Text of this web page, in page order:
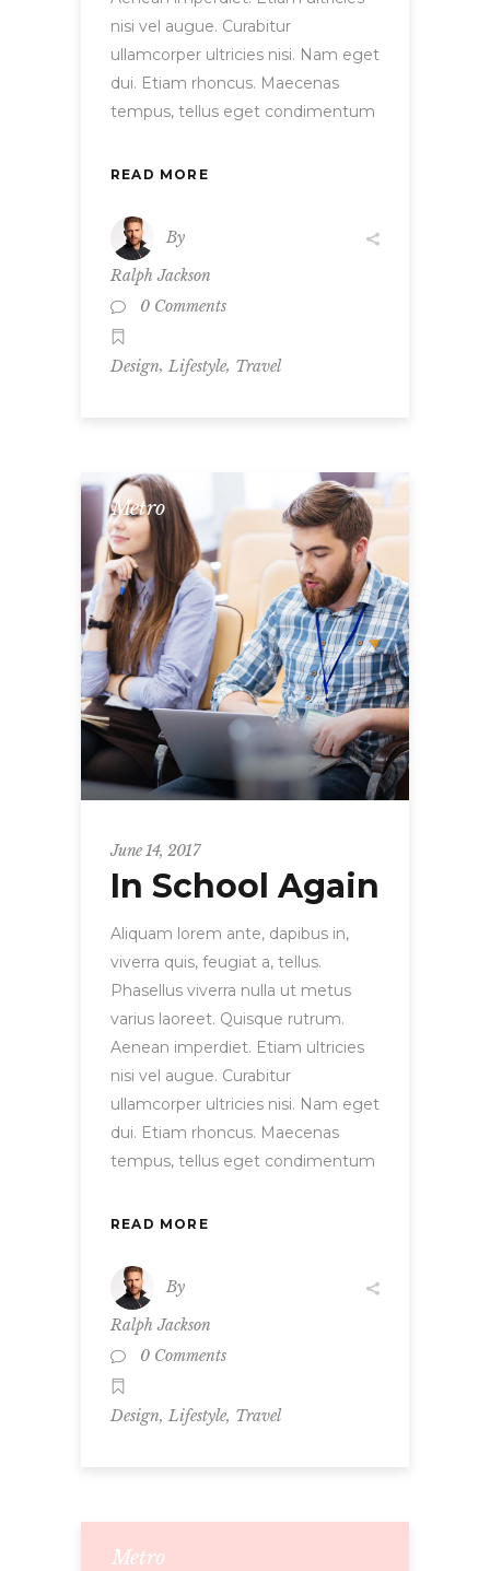
nisi vel augue. Curabitur
ullamcorper ultricies nisi. Nam eget
dui. Etiam rhoncus. Maecenas
tempus, tellus eget condimentum
READ MORE
By
Ralph Jackson
0 Comments
Design, Lifestyle, Travel
Metro
June 14, 2017
In School Again
Aliquam lorem ante, dapibus in,
viverra quis, feugiat a, tellus.
Phasellus viverra nulla ut metus
varius laoreet. Quisque rutrum.
Aenean imperdiet. Etiam ultricies
nisi vel augue. Curabitur
ullamcorper ultricies nisi. Nam eget
dui. Etiam rhoncus. Maecenas
tempus, tellus eget condimentum
READ MORE
By
Ralph Jackson
0 Comments
Design, Lifestyle, Travel
Metro